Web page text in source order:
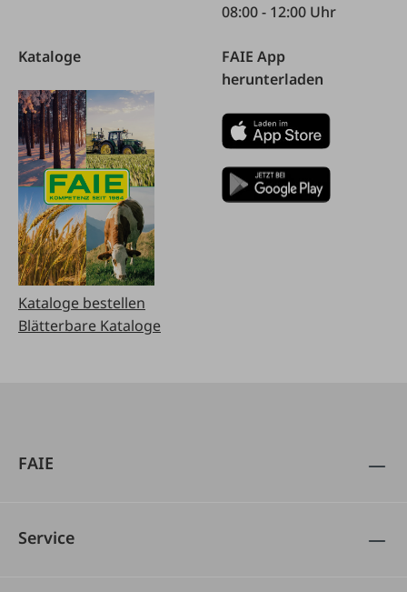
08:00 - 12:00 Uhr
Kataloge
Kataloge bestellen
Blätterbare Kataloge
FAIE App
herunterladen
FAIE
Service